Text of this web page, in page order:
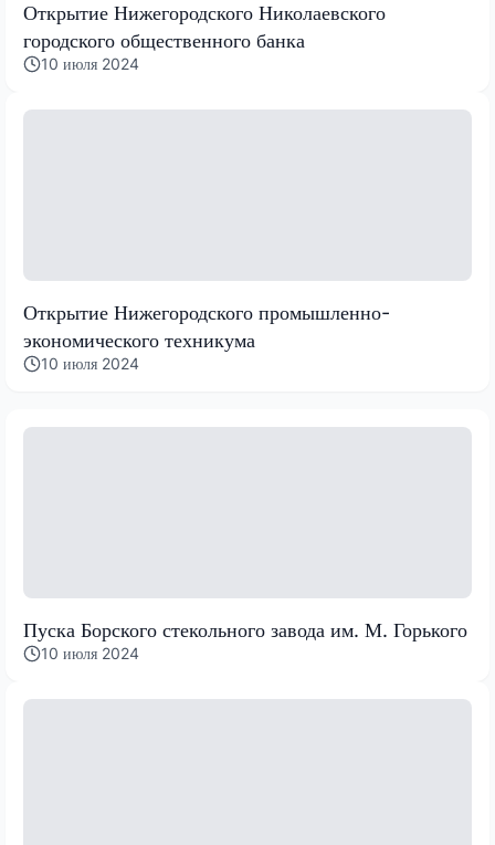
Открытие Нижегородского Николаевского
городского общественного банка
10 июля 2024
Открытие Нижегородского промышленно-
экономического техникума
10 июля 2024
Пуска Борского стекольного завода им. М. Горького
10 июля 2024